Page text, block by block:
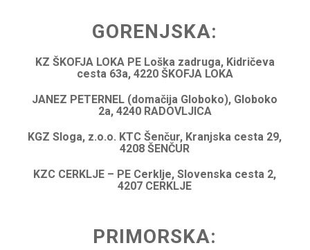
GORENJSKA:
KZ ŠKOFJA LOKA PE Loška zadruga, Kidričeva
cesta 63a, 4220 ŠKOFJA LOKA
JANEZ PETERNEL (domačija Globoko), Globoko
2a, 4240 RADOVLJICA
KGZ Sloga, z.o.o. KTC Šenčur, Kranjska cesta 29,
4208 ŠENČUR
KZC CERKLJE – PE Cerklje, Slovenska cesta 2,
4207 CERKLJE
PRIMORSKA: